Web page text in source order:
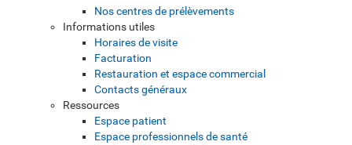
Nos centres de prélèvements
Informations utiles
Horaires de visite
Facturation
Restauration et espace commercial
Contacts généraux
Ressources
Espace patient
Espace professionnels de santé